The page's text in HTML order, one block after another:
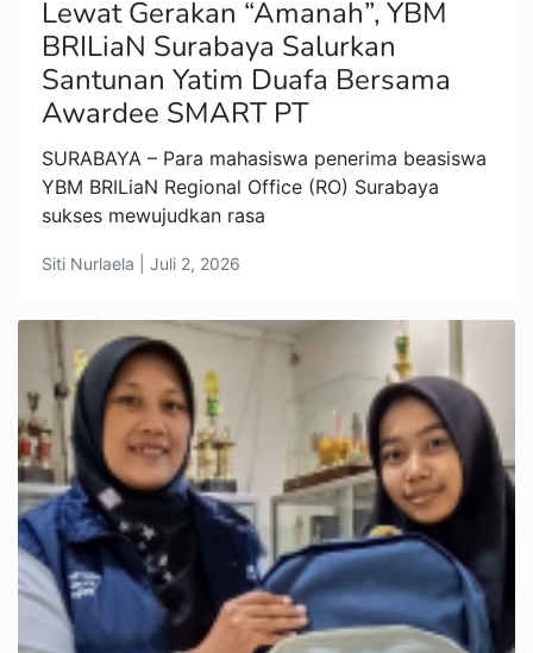
Lewat Gerakan “Amanah”, YBM
BRILiaN Surabaya Salurkan
Santunan Yatim Duafa Bersama
Awardee SMART PT
SURABAYA – Para mahasiswa penerima beasiswa
YBM BRILiaN Regional Office (RO) Surabaya
sukses mewujudkan rasa
Siti Nurlaela | Juli 2, 2026